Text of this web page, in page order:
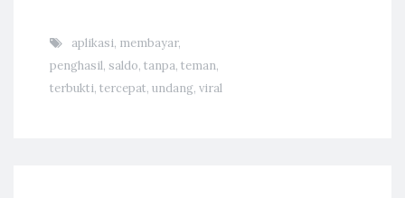
aplikasi, membayar,
penghasil, saldo, tanpa, teman,
terbukti, tercepat, undang, viral